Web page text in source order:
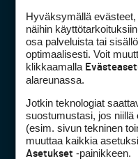
DSA
Hyväksymällä
näihin
osa palveluista tai
optimaalisesti. Voit
klikkaamalla
alareunassa.
Jotkin teknologiat
suostumustasi, jos niillä
(esim. sivun tekninen
muuttaa kaikkia
Asetukset -painikkeen.